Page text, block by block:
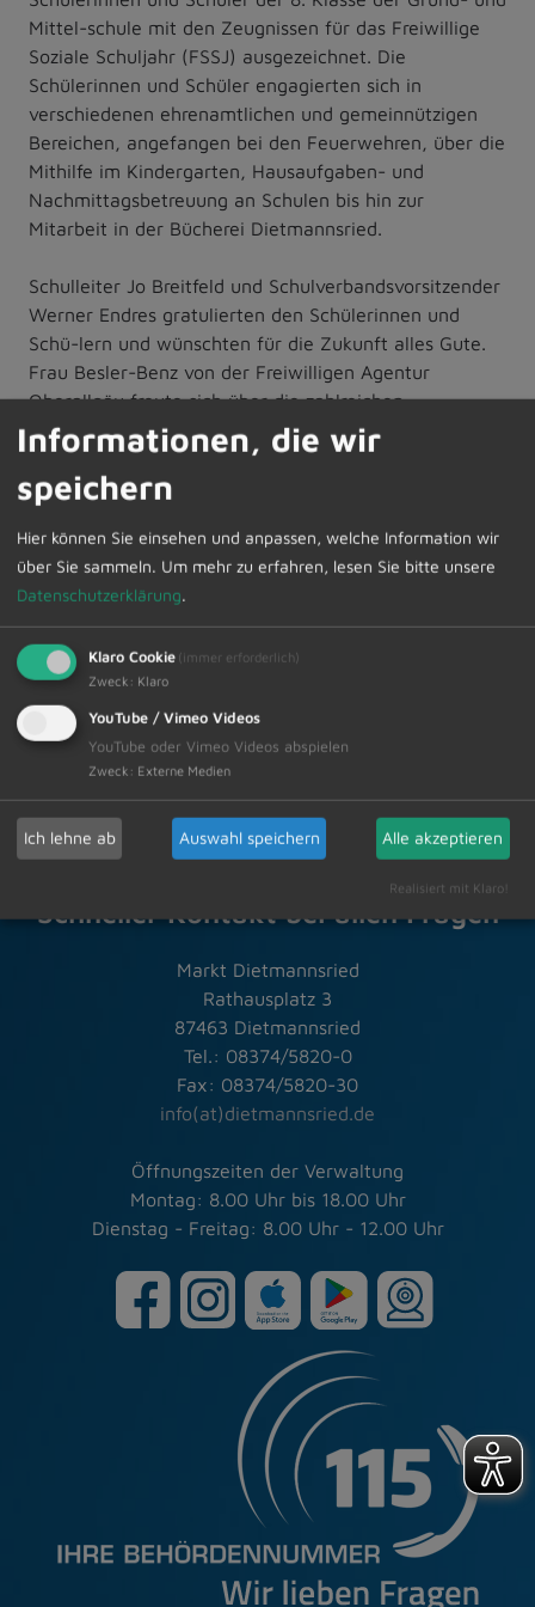
Mittel-schule mit den Zeugnissen für das Freiwillige
Soziale Schuljahr (FSSJ) ausgezeichnet. Die
Schülerinnen und Schüler engagierten sich in
verschiedenen ehrenamtlichen und gemeinnützigen
Bereichen, angefangen bei den Feuerwehren, über die
Mithilfe im Kindergarten, Hausaufgaben- und
Nachmittagsbetreuung an Schulen bis hin zur
Mitarbeit in der Bücherei Dietmannsried.
Schulleiter Jo Breitfeld und Schulverbandsvorsitzender
Werner Endres gratulierten den Schülerinnen und
Schü-lern und wünschten für die Zukunft alles Gute.
Frau Besler-Benz von der Freiwilligen Agentur
Oberallgäu freute sich über die zahlreichen
Schülerinnen und Schüler aus der Mittelschule
Dietmannsried, bedankte sich bei allen Beteiligten und
bei dem außerordentlichen Engagement der
meinde und vom Schulverband gratulieren nochmals
recht herzlich zu diesem Erfolg.
18.07.2025 Amtliche Bekanntmachungen
Schneller Kontakt bei allen Fragen
Markt Dietmannsried
Rathausplatz 3
87463 Dietmannsried
Tel.: 08374/5820-0
Fax: 08374/5820-30
info(at)dietmannsried.de
Öffnungszeiten der Verwaltung
Montag: 8.00 Uhr bis 18.00 Uhr
Dienstag - Freitag: 8.00 Uhr - 12.00 Uhr
Informationen, die wir
speichern
Hier können Sie einsehen und anpassen, welche Information wir
über Sie sammeln. Um mehr zu erfahren, lesen Sie bitte unsere
Datenschutzerklärung.
Klaro Cookie (immer erforderlich)
Zweck : Klaro
YouTube / Vimeo Videos
YouTube oder Vimeo Videos abspielen
Zweck : Externe Medien
Ich lehne ab Auswahl speichern Alle akzeptieren
Realisiert mit Klaro!